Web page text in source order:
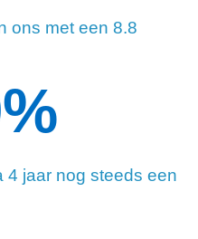
ons met een 8.8
4 jaar nog steeds een
%